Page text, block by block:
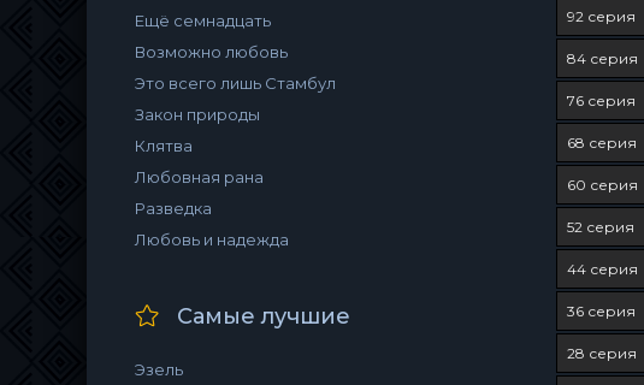
Ещё семнадцать
Возможно любовь
Это всего лишь Стамбул
Закон природы
Клятва
Любовная рана
Разведка
Любовь и надежда
Самые лучшие
Эзель
92 серия
84 серия
76 серия
68 серия
60 серия
52 серия
44 серия
36 серия
28 серия